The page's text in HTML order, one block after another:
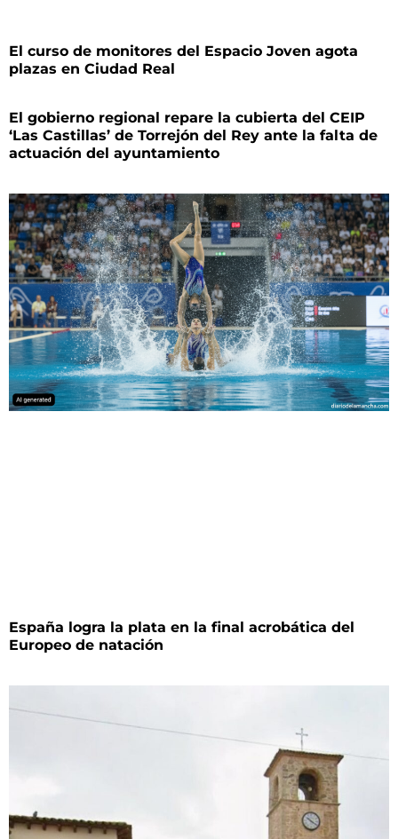
El curso de monitores del Espacio Joven agota
plazas en Ciudad Real
El gobierno regional repare la cubierta del CEIP
‘Las Castillas’ de Torrejón del Rey ante la falta de
actuación del ayuntamiento
España logra la plata en la final acrobática del
Europeo de natación